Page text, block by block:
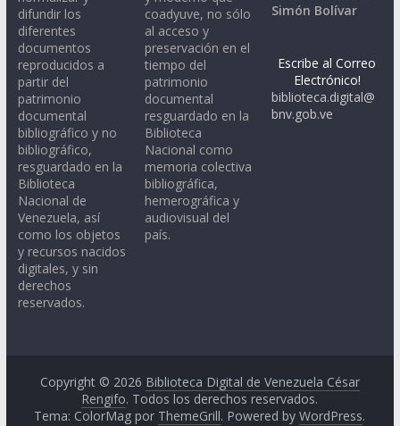
difundir los
diferentes
documentos
reproducidos a
partir del
patrimonio
documental
bibliográfico y no
bibliográfico,
resguardado en la
Biblioteca
Nacional de
Venezuela, así
como los objetos
y recursos nacidos
digitales, y sin
derechos
reservados.
coadyuve, no sólo
al acceso y
preservación en el
tiempo del
patrimonio
documental
resguardado en la
Biblioteca
Nacional como
memoria colectiva
bibliográfica,
hemerográfica y
audiovisual del
país.
Simón Bolívar
Escribe al Correo
Electrónico!
biblioteca.digital@
bnv.gob.ve
Copyright © 2026 Biblioteca Digital de Venezuela César
Rengifo. Todos los derechos reservados.
Tema: ColorMag por ThemeGrill. Powered byWordPress.